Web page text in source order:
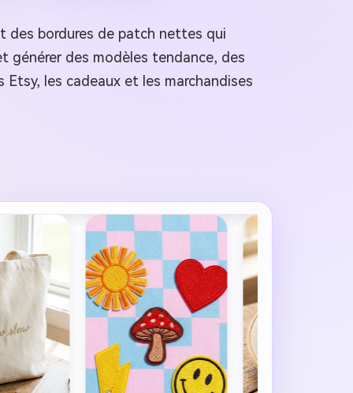
des bordures de patch nettes qui
générer des modèles tendance, des
les cadeaux et les marchandises